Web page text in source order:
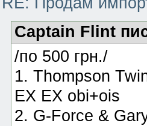
Captain Flint
/по 500 грн./
1. Thompson
EX EX obi+ois
2. G-Force &